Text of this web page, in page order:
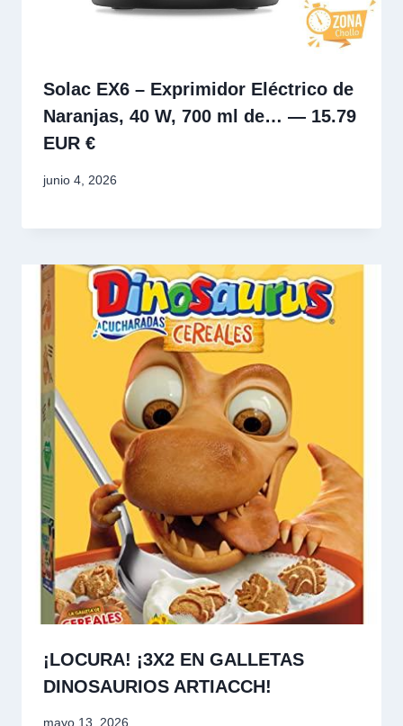
Solac EX6 – Exprimidor Eléctrico de
Naranjas, 40 W, 700 ml de… — 15.79
EUR €
junio 4, 2026
¡LOCURA! ¡3X2 EN GALLETAS
DINOSAURIOS ARTIACCH!
mayo 13, 2026